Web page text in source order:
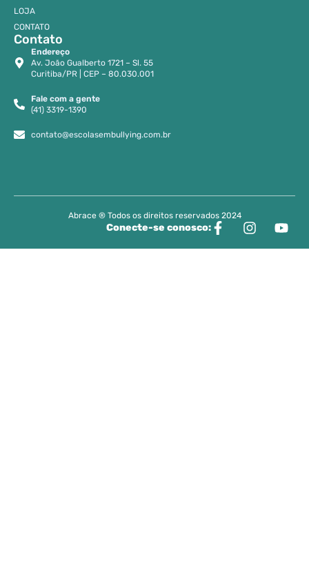
LOJA
CONTATO
Contato
Endereço
Av. João Gualberto 1721 – Sl. 55
Curitiba/PR | CEP – 80.030.001
Fale com a gente
(41) 3319-1390
contato@escolasembullying.com.br
Abrace ® Todos os direitos reservados 2024
Conecte-se conosco: